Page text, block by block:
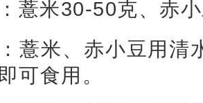
薏米30-50克、赤
薏米、赤小豆用清
可食用。